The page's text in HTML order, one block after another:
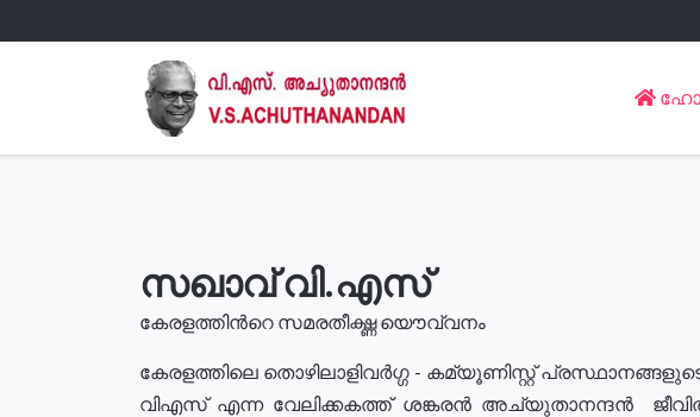
സഖാവ് വി.എസ്
കേരളത്തിൻറെ സമരതീക്ഷ്ണ യൌവ്വനം
കേരളത്തിലെ തൊഴിലാളിവർഗ്ഗ - കമ്യൂണിസ്റ്റ്
വിഎസ് എന്ന വേലിക്കകത്ത് ശങ്കരൻ അച്യുതാനന്ദൻ